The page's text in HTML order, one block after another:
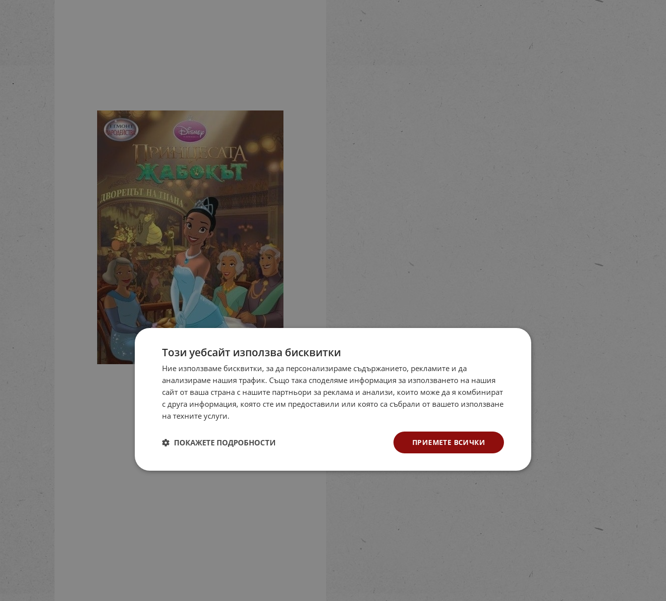
Този уебсайт използва бисквитки
Ние използваме бисквитки, за да персонализираме съдържанието, рекламите и да
анализираме нашия трафик. Също така споделяме информация за използването на нашия
сайт от ваша страна с нашите партньори за реклама и анализи, които може да я комбинират
с друга информация, която сте им предоставили или която са събрали от вашето използване
на техните услуги.
ПРИЕМЕТЕ ВСИЧКИ
ПОКАЖЕТЕ ПОДРОБНОСТИ